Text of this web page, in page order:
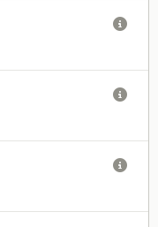


